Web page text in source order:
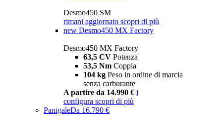
Desmo450 SM
rimani aggiornato scopri di più
new Desmo450 MX Factory
Desmo450 MX Factory
63,5 CV Potenza
53,5 Nm Coppia
104 kg Peso in ordine di marcia
senza carburante
A partire da 14.990 € i
configura scopri di più
PanigaleDa 16.790 €